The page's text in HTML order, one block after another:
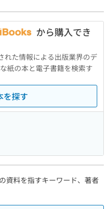
から購入でき
れた情報による出版業界のデ
紙の本と電子書籍を検索す
を探す
資料を指すキーワード、著者